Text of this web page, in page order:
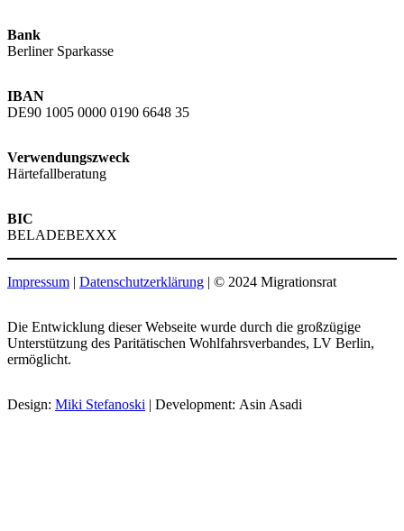
Bank
Berliner Sparkasse
IBAN
DE90 1005 0000 0190 6648 35
Verwendungszweck
Härtefallberatung
BIC
BELADEBEXXX
Impressum | Datenschutzerklärung | © 2024 Migrationsrat
Die Entwicklung dieser Webseite wurde durch die großzügige
Unterstützung des Paritätischen Wohlfahrsverbandes, LV Berlin,
ermöglicht.
Design: Miki Stefanoski | Development: Asin Asadi